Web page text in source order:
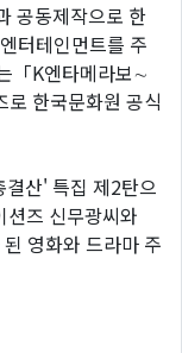
공동제작으로 한
터테인먼트를 주
「K엔타메라보∼
한국문화원 공식
산' 특집 제2탄으
션즈 신무광씨와
영화와 드라마 주